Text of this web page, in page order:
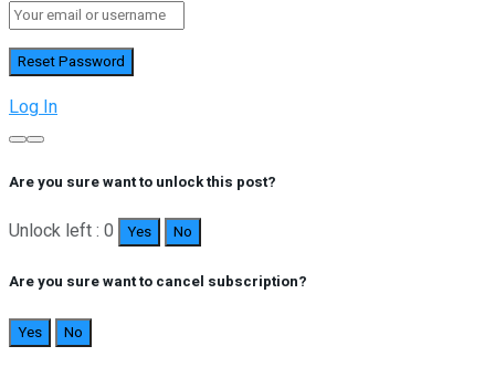
Log In
Are you sure want to unlock this post?
Unlock left : 0 Yes No
Are you sure want to cancel subscription?
Yes No